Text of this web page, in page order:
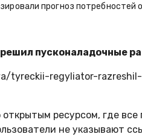
прогноз
пусконаладочные
tyreckii-regyliator-
ресурсом, где
не указывают